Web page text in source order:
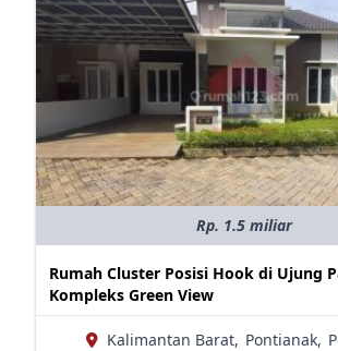
Rp. 1.5 miliar
Rumah Cluster Posisi Hook di Ujung
Kompleks Green View
Kalimantan Barat, Pontianak,